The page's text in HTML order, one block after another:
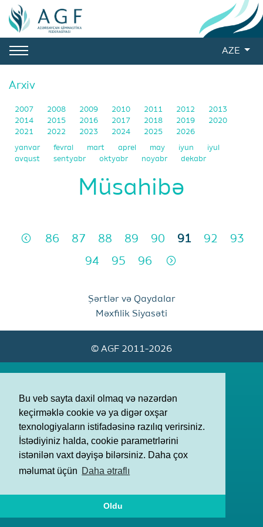
Bu veb sayta daxil olmaq və nəzərdən
keçirməklə cookie və ya digər oxşar
texnologiyaların istifadəsinə razılıq verirsiniz.
İstədiyiniz halda, cookie parametrlərini
istənilən vaxt dəyişə bilərsiniz. Daha çox
məlumat üçün Daha ətraflı
Oldu
AZE
Arxiv
2007 2008 2009 2010 2011 2012
2013
2014
2015 2016 2017 2018 2019
2020
2021
2022 2023 2024 2025 2026
yanvar fevral mart aprel may iyun
iyul
avqust
sentyabr oktyabr noyabr dekabr
Müsahibə
86 87 88 89 90 91 92
93
94
95 96
Şərtlər və Qaydalar
Məxfilik Siyasəti
© AGF 2011-2026